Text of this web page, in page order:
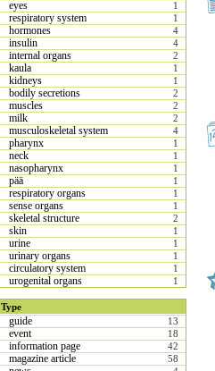
eyes 1
respiratory system 1
hormones 4
insulin 4
internal organs 2
kaula 1
kidneys 1
bodily secretions 2
muscles 2
milk 2
musculoskeletal system 4
pharynx 1
neck 1
nasopharynx 1
pää 1
respiratory organs 1
sense organs 1
skeletal structure 2
skin 1
urine 1
urinary organs 1
circulatory system 1
urogenital organs 1
Type
guide 13
event 18
information page 42
magazine article 58